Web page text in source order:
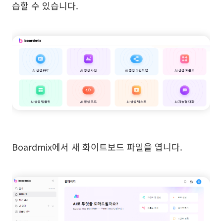
습할 수 있습니다.
Boardmix에서 새 화이트보드 파일을 엽니다.